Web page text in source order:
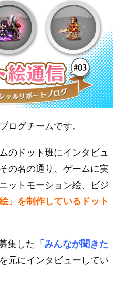
ログチームです。
のドット班にインタビュ
の名の通り、ゲームに実
ットモーション絵、ビジ
絵」を制作しているドット
集した 「みんなが聞きた
を元にインタビューしてい